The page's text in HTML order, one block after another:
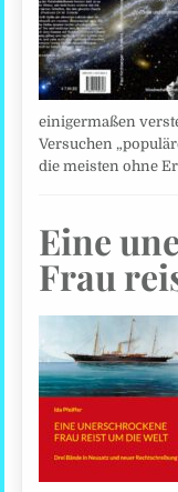
einigermaßen
Versuchen
die meisten ohne
Eine
Frau